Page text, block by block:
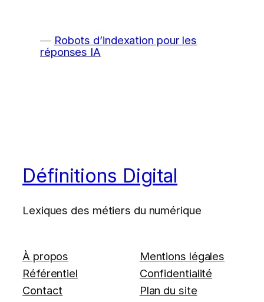
Robots d’indexation pour les
réponses IA
Définitions Digital
Lexiques des métiers du numérique
À propos
Référentiel
Contact
Mentions légales
Confidentialité
Plan du site